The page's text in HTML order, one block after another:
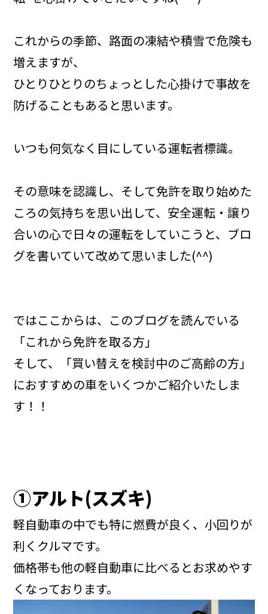
これからの季節、路面の凍結や積雪で危険も
増えますが、
ひとりひとりのちょっとした心掛けで事故を
防げることもあると思います。
いつも何気なく目にしている運転者標識。
その意味を認識し、そして免許を取り始めた
ころの気持ちを思い出して、安全運転・譲り
合いの心で日々の運転をしていこうと、ブロ
グを書いていて改めて思いました(^^)
ではここからは、このブログを読んでいる
「これから免許を取る方」
そして、「買い替えを検討中のご高齢の方」
におすすめの車をいくつかご紹介いたしま
す！！
①アルト(スズキ)
軽自動車の中でも特に燃費が良く、小回りが
利くクルマです。
価格帯も他の軽自動車に比べるとお求めやす
くなっております。